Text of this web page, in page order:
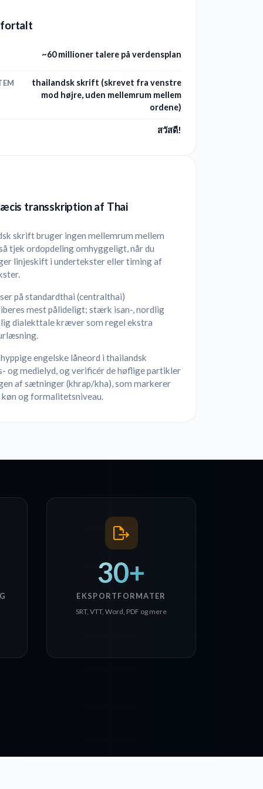
fortalt
~60 millioner talere på verdensplan
thailandsk skrift (skrevet fra venstre
mod højre, uden mellemrum mellem
ordene)
สวัสดี!
transskription af Thai
skrift bruger ingen mellemrum mellem
tjek ordopdeling omhyggeligt, når du
linjeskift i undertekster eller timing af
på standardthai (centralthai)
mest pålideligt; stærk isan-, nordlig
dialekttale kræver som regel ekstra
engelske låneord i thailandsk
og medielyd, og verificér de høflige partikler
af sætninger (khrap/kha), som markerer
køn og formalitetsniveau.
30+
EKSPORTFORMATER
SRT, VTT, Word, PDF og mere